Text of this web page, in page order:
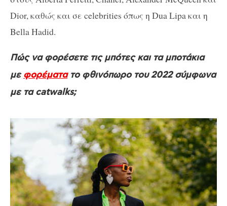
Dior, καθώς και σε celebrities όπως η Dua Lipa και η
Bella Hadid.
Πώς να φορέσετε τις μπότες και τα μποτάκια
μεφορέματατο φθινόπωρο του 2022 σύμφωνα
με τα catwalks;